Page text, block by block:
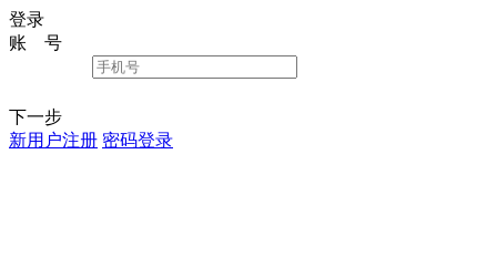
登录
账 号
下一步
新用户注册 密码登录